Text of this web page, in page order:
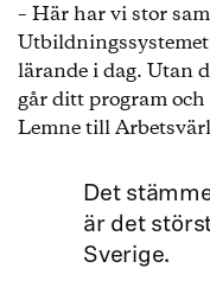
– Här har vi stor
lärande i dag. Utan
går ditt program och
Lemne till
Det
är det
Sverige.